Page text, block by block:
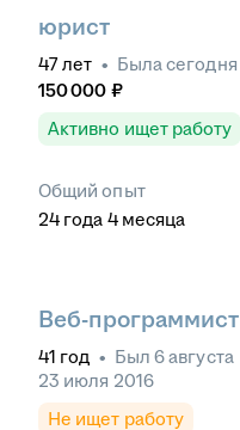
юрист
47лет • Быласегодня
150 000 ₽
Активно ищет работу
Общий опыт
24 года 4 месяца
Веб-программист
41 год • Был 6 августа
23 июля 2016
Не ищет работу